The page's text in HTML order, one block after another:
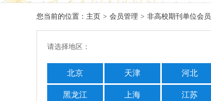
您当前的位置： 主页 > 会员管理 > 非高校期刊单位会员
请选择地区：
北京 天津 河北
黑龙江 上海 江苏